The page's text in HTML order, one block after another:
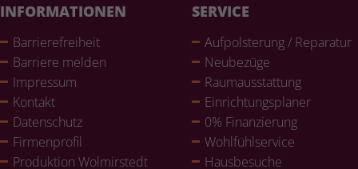
INFORMATIONEN
Bar­rie­re­frei­heit
Barriere melden
Impressum
Kontakt
Daten­schutz
Fir­men­pro­fil
Pro­duk­tion Wol­mir­stedt
SERVICE
Auf­pols­te­rung / Reparatur
Neubezüge
Raum­aus­stat­tung
Ein­rich­tungs­pla­ner
0% Finan­zie­rung
Wohl­fühlser­vice
Haus­be­su­che